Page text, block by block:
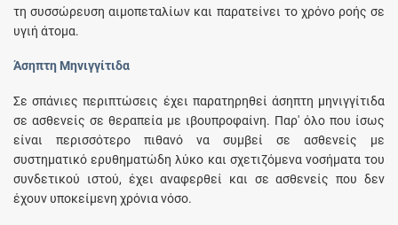
τη συσσώρευση αιμοπεταλίων και παρατείνει το χρόνο ροής σε
υγιή άτομα.
Άσηπτη Μηνιγγίτιδα
Σε σπάνιες περιπτώσεις έχει παρατηρηθεί άσηπτη μηνιγγίτιδα
σε ασθενείς σε θεραπεία με ιβουπροφαίνη. Παρ' όλο που ίσως
είναι περισσότερο πιθανό να συμβεί σε ασθενείς με
συστηματικό ερυθηματώδη λύκο και σχετιζόμενα νοσήματα του
συνδετικού ιστού, έχει αναφερθεί και σε ασθενείς που δεν
έχουν υποκείμενη χρόνια νόσο.